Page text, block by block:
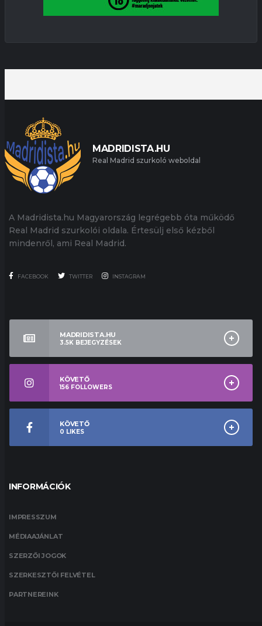
MADRIDISTA.HU
Real Madrid szurkoló weboldal
A Madridista.hu Magyarország legrégebb óta működő
Real Madrid szurkolói oldala. Értesülj első kézből
mindenről, ami Real Madrid.
FACEBOOK TWITTER INSTAGRAM
MADRIDISTA.HU
3.5K BEJEGYZÉSEK
KÖVETŐ
156 FOLLOWERS
KÖVETŐ
0 LIKES
INFORMÁCIÓK
IMPRESSZUM
MÉDIAAJÁNLAT
SZERZŐI JOGOK
SZERKESZTŐI FELVÉTEL
PARTNEREINK